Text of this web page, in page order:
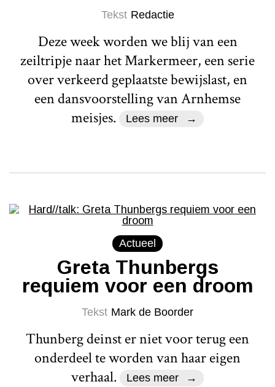
Tekst Redactie
Deze week worden we blij van een
zeiltripje naar het Markermeer, een serie
over verkeerd geplaatste bewijslast, en
een dansvoorstelling van Arnhemse
meisjes.
Lees meer
Actueel
Greta Thunbergs
requiem voor een droom
Tekst Mark de Boorder
Thunberg deinst er niet voor terug een
onderdeel te worden van haar eigen
verhaal.
Lees meer